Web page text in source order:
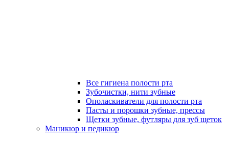
Все гигиена полости рта
Зубочистки, нити зубные
Ополаскиватели для полости рта
Пасты и порошки зубные, прессы
Щетки зубные, футляры для зуб щеток
Маникюр и педикюр